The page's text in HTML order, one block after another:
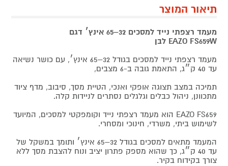
תיאור המוצר
מעמד רצפתי נייד למסכים 32–65 אינץ׳ דגם
EAZO FS659W
לבן
מעמד רצפתי נייד למסכים בגודל 32–65 אינץ׳, עם כושר נשיאה
עד 40 ק״ג, התאמת גובה ב-6 מצבים,
תמיכה במצב תצוגה אופקי ואנכי, הטיית מסך, סיבוב, מדף ציוד
מתכוונן, ניהול כבלים וגלגלים נסתרים לניידות קלה.
EAZO FS659 הוא מעמד רצפתי נייד וקומפקטי למסכים, המיועד
לשימוש ביתי, משרדי, חינוכי ומסחרי.
המעמד מתאים למסכים בגודל 32–65 אינץ׳ ותומך במשקל של
עד 40 ק״ג, כך שהוא מספק פתרון יציב ונוח להצבת מסך ללא
צורך בקידוח בקיר.